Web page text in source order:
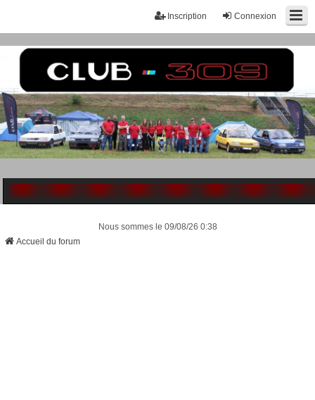
Connexion
Inscription
Nous sommes le 09/08/26 0:38
Accueil du forum